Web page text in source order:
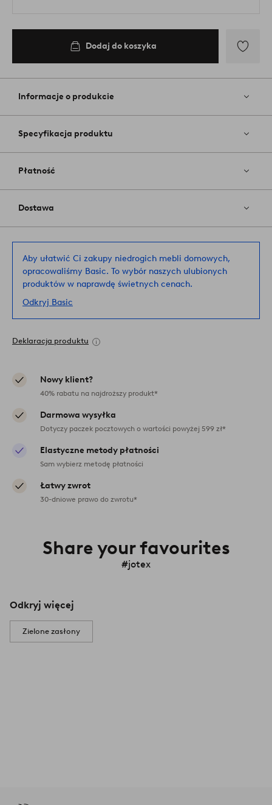
Dodaj do koszyka
do
Informacje o produkcie
Specyfikacja produktu
Płatność
Dostawa
Aby ułatwić Ci zakupy niedrogich mebli domowych,
opracowaliśmy Basic. To wybór naszych ulubionych
produktów w naprawdę świetnych cenach.
Odkryj Basic
Deklaracja produktu
Nowy klient?
40% rabatu na najdroższy produkt*
Darmowa wysyłka
Dotyczy paczek pocztowych o wartości powyżej 599 zł*
Elastyczne metody płatności
Sam wybierz metodę płatności
Łatwy zwrot
30-dniowe prawo do zwrotu*
Share your favourites
#jotex
Odkryj więcej
Zielone zasłony